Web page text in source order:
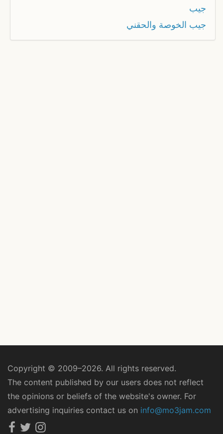
جيب
جيب الخوصة والحقني
Copyright © 2009–2026. All rights reserved.
The content published by our users does not reflect
the opinions or beliefs of the website's owner. For
advertising inquiries contact us on info@mo3jam.com